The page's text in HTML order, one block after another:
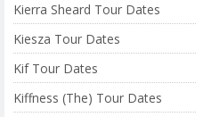
Kierra Sheard Tour Dates
Kiesza Tour Dates
Kif Tour Dates
Kiffness (The) Tour Dates